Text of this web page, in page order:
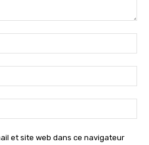
et site web dans ce navigateur